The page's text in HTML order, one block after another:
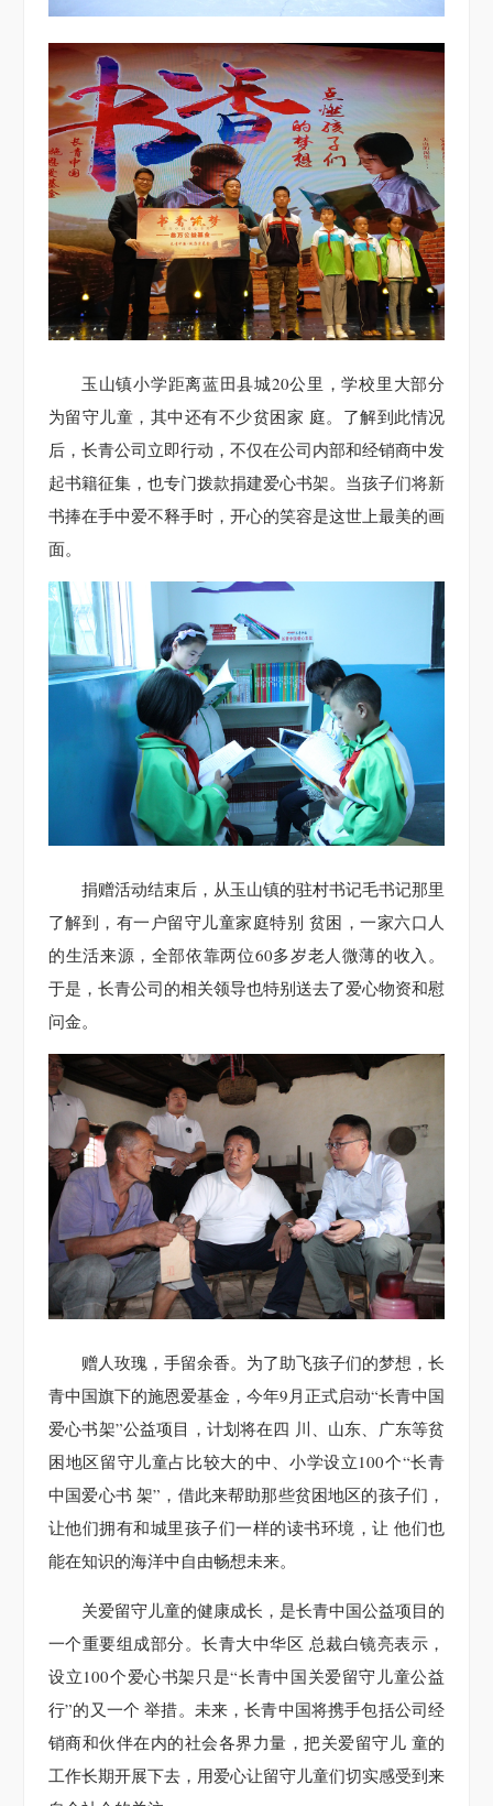
玉山镇小学距离蓝田县城20公里，学校里大部分
为留守儿童，其中还有不少贫困家 庭。了解到此情况
后，长青公司立即行动，不仅在公司内部和经销商中发
起书籍征集，也专门拨款捐建爱心书架。当孩子们将新
书捧在手中爱不释手时，开心的笑容是这世上最美的画
面。
捐赠活动结束后，从玉山镇的驻村书记毛书记那里
了解到，有一户留守儿童家庭特别 贫困，一家六口人
的生活来源，全部依靠两位60多岁老人微薄的收入。
于是，长青公司的相关领导也特别送去了爱心物资和慰
问金。
赠人玫瑰，手留余香。为了助飞孩子们的梦想，长
青中国旗下的施恩爱基金，今年9月正式启动“长青中国
爱心书架”公益项目，计划将在四 川、山东、广东等贫
困地区留守儿童占比较大的中、小学设立100个“长青
中国爱心书 架”，借此来帮助那些贫困地区的孩子们，
让他们拥有和城里孩子们一样的读书环境，让 他们也
能在知识的海洋中自由畅想未来。
关爱留守儿童的健康成长，是长青中国公益项目的
一个重要组成部分。长青大中华区 总裁白镜亮表示，
设立100个爱心书架只是“长青中国关爱留守儿童公益
行”的又一个 举措。未来，长青中国将携手包括公司经
销商和伙伴在内的社会各界力量，把关爱留守儿 童的
工作长期开展下去，用爱心让留守儿童们切实感受到来